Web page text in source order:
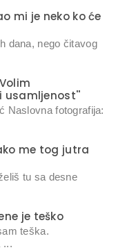
mi je neko ko će
dana, nego čitavog
usamljenost''
Naslovna fotografija:
me tog jutra
tu sa desne
je teško
teška.
...